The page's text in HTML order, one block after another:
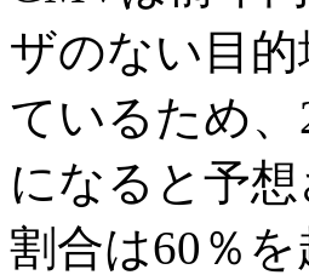
ザのない目
ているため
になると予
割合は60％